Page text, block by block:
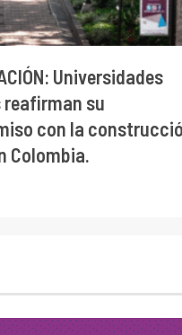
Universidades
su
con la
Colombia.